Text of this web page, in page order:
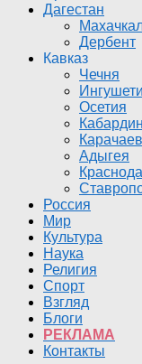
Дагестан
Дербент
Кавказ
Чечня
Осетия
Адыгея
Россия
Мир
Культура
Наука
Религия
Спорт
Взгляд
Блоги
РЕКЛАМА
Контакты